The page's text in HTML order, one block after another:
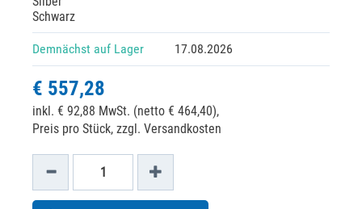
Schwarz
Demnächst auf Lager 17.08.2026
€ 557,28
inkl. € 92,88 MwSt. (netto € 464,40),
Preis pro Stück, zzgl. Versandkosten